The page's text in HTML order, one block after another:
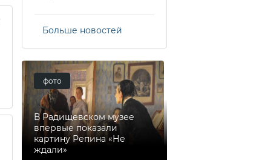
Больше новостей
фото
В Радищевском музее
впервые показали
картину Репина «Не
ждали»